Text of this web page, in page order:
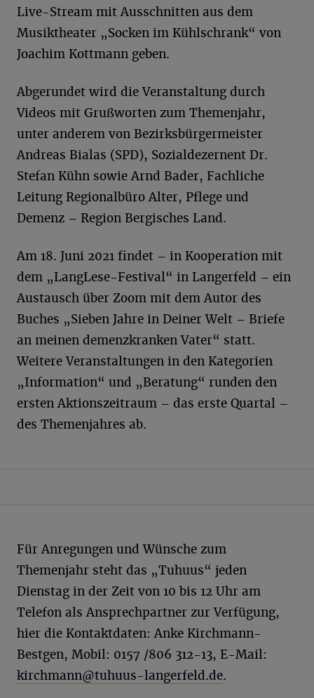
Live-Stream mit Ausschnitten aus dem
Musiktheater „Socken im Kühlschrank“ von
Joachim Kottmann geben.
Abgerundet wird die Veranstaltung durch
Videos mit Grußworten zum Themenjahr,
unter anderem von Bezirksbürgermeister
Andreas Bialas (SPD), Sozialdezernent Dr.
Stefan Kühn sowie Arnd Bader, Fachliche
Leitung Regionalbüro Alter, Pflege und
Demenz – Region Bergisches Land.
Am 18. Juni 2021 findet – in Kooperation mit
dem „LangLese-Festival“ in Langerfeld – ein
Austausch über Zoom mit dem Autor des
Buches „Sieben Jahre in Deiner Welt – Briefe
an meinen demenzkranken Vater“ statt.
Weitere Veranstaltungen in den Kategorien
„Information“ und „Beratung“ runden den
ersten Aktionszeitraum – das erste Quartal –
des Themenjahres ab.
Für Anregungen und Wünsche zum
Themenjahr steht das „Tuhuus“ jeden
Dienstag in der Zeit von 10 bis 12 Uhr am
Telefon als Ansprechpartner zur Verfügung,
hier die Kontaktdaten: Anke Kirchmann-
Bestgen, Mobil: 0157 /806 312-13, E-Mail:
kirchmann@tuhuus-langerfeld.de.